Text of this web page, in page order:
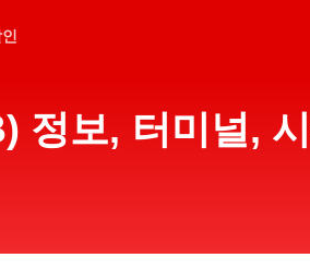
정보, 터미널,